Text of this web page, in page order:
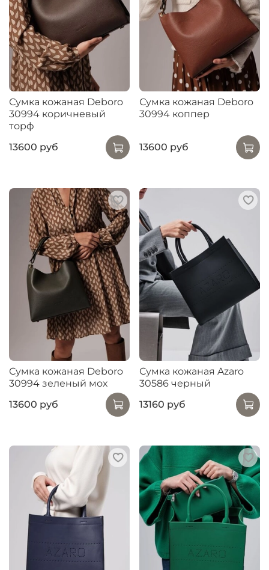
Сумка кожаная Deboro
30994 коричневый
торф
13600 руб
Сумка кожаная Deboro
30994 коппер
13600 руб
Сумка кожаная Deboro
30994 зеленый мох
13600 руб
Сумка кожаная Azaro
30586 черный
13160 руб